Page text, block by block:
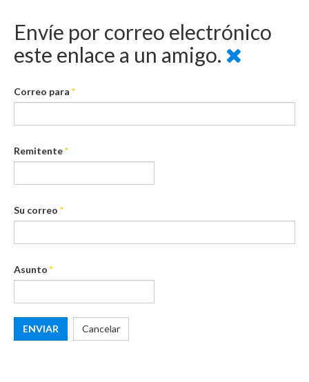
Envíe por correo electrónico
este enlace a un amigo.
Correo para *
Remitente*
Su correo *
Asunto *
ENVIAR Cancelar